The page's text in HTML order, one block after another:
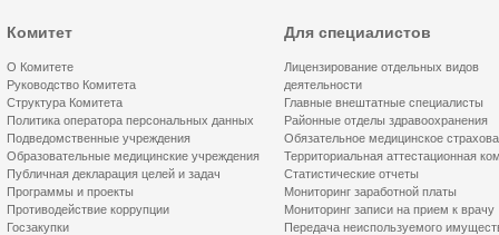
Комитет
О Комитете
Руководство Комитета
Структура Комитета
Политика оператора персональных данных
Подведомственные учреждения
Образовательные медицинские учреждения
Публичная декларация целей и задач
Программы и проекты
Противодействие коррупции
Госзакупки
Для специалистов
Лицензирование отдельных видов
деятельности
Главные внештатные специалисты
Районные отделы здравоохранения
Обязательное медицинское
Территориальная аттестационная
Статистические отчеты
Мониторинг заработной платы
Мониторинг записи на прием к врачу
Передача неиспользуемого